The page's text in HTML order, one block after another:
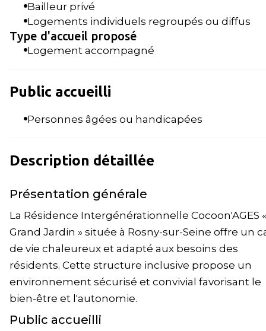
Bailleur privé
Logements individuels regroupés ou diffus
Type d'accueil proposé
Logement accompagné
Public accueilli
Personnes âgées ou handicapées
Description détaillée
Présentation générale
La Résidence Intergénérationnelle Cocoon'AGES
Grand Jardin » située à Rosny-sur-Seine offre un
de vie chaleureux et adapté aux besoins des
résidents. Cette structure inclusive propose un
environnement sécurisé et convivial favorisant le
bien-être et l'autonomie.
Public accueilli